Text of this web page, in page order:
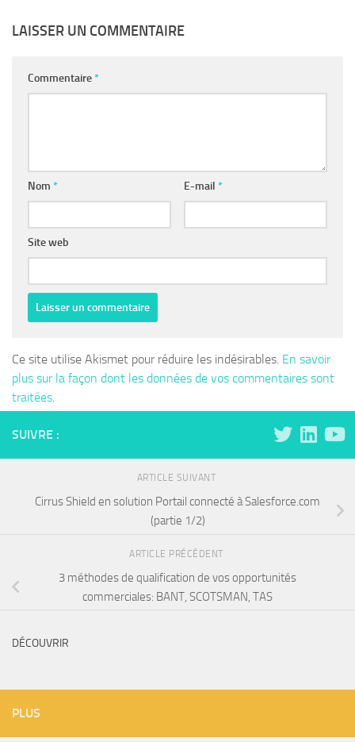
LAISSER UN COMMENTAIRE
Commentaire*
Nom * E-mail *
Site web
Ce site utilise Akismet pour réduire les indésirables. En savoir
plus sur la façon dont les données de vos commentaires sont
traitées.
SUIVRE :
ARTICLE SUIVANT
Cirrus Shield en solution Portail connecté à Salesforce.com
(partie 1/2)
ARTICLE PRÉCÉDENT
3 méthodes de qualification de vos opportunités
commerciales: BANT, SCOTSMAN, TAS
DÉCOUVRIR
PLUS